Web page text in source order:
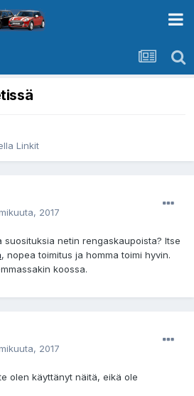
Linkit
2017
suosituksia netin rengaskaupoista? Itse
, nopea toimitus ja homma toimi hyvin.
koossa.
2017
olen käyttänyt näitä, eikä ole